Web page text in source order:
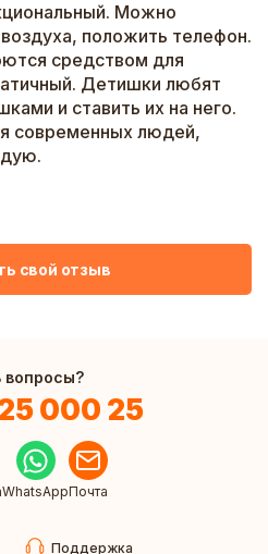
Можно
положить телефон.
средством для
Детишки любят
и ставить их на него.
современных людей,
свой отзыв
вопросы?
000 25
WhatsAppПочта
Поддержка